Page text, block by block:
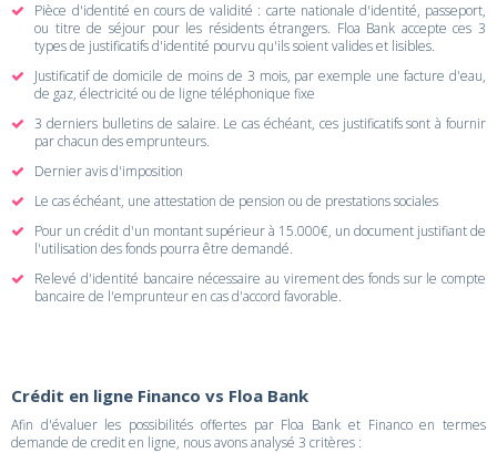
Pièce d'identité en cours de validité : carte nationale d'identité, passeport,
ou titre de séjour pour les résidents étrangers. Floa Bank accepte ces 3
types de justificatifs d'identité pourvu qu'ils soient valides et lisibles.
Justificatif de domicile de moins de 3 mois, par exemple une facture d'eau,
de gaz, électricité ou de ligne téléphonique fixe
3 derniers bulletins de salaire. Le cas échéant, ces justificatifs sont à fournir
par chacun des emprunteurs.
Dernier avis d'imposition
Le cas échéant, une attestation de pension ou de prestations sociales
Pour un crédit d'un montant supérieur à 15.000€, un document justifiant de
l'utilisation des fonds pourra être demandé.
Relevé d'identité bancaire nécessaire au virement des fonds sur le compte
bancaire de l'emprunteur en cas d'accord favorable.
Crédit en ligne Financo vs Floa Bank
Afin d'évaluer les possibilités offertes par Floa Bank et Financo en termes
demande de credit en ligne, nous avons analysé 3 critères :